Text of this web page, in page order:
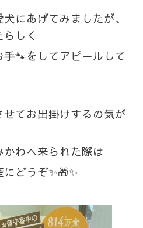
にあげてみましたが、
しく
🐾をしてアピールして
てお出掛けするの気が
わへ来られた際は
どうぞ✨🎁✨